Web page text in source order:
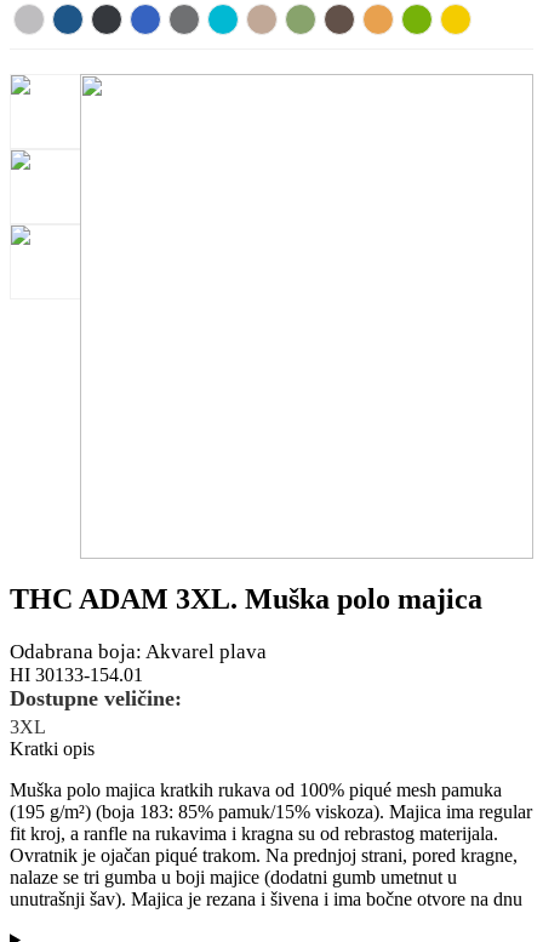
THC ADAM 3XL. Muška polo majica
Odabrana boja: Akvarel plava
HI 30133-154.01
Dostupne veličine:
3XL
Kratki opis
Muška polo majica kratkih rukava od 100% piqué mesh pamuka
(195 g/m²) (boja 183: 85% pamuk/15% viskoza). Majica ima regular
fit kroj, a ranfle na rukavima i kragna su od rebrastog materijala.
Ovratnik je ojačan piqué trakom. Na prednjoj strani, pored kragne,
nalaze se tri gumba u boji majice (dodatni gumb umetnut u
unutrašnji šav). Majica je rezana i šivena i ima bočne otvore na dnu